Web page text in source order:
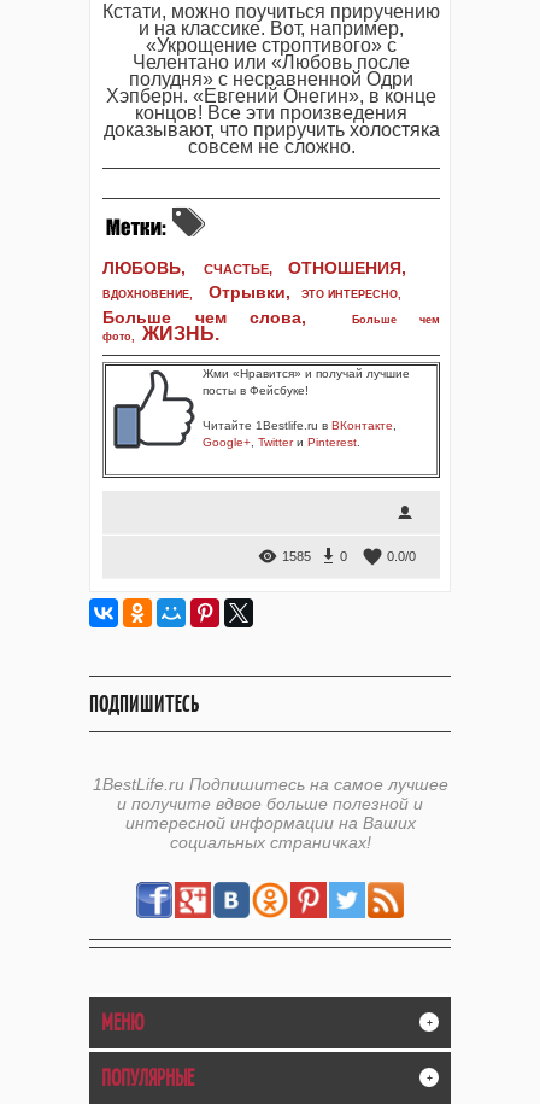
Кстати, можно поучиться приручению
и на классике. Вот, например,
«Укрощение строптивого» с
Челентано или «Любовь после
полудня» с несравненной Одри
Хэпберн. «Евгений Онегин», в конце
концов! Все эти произведения
доказывают, что приручить холостяка
совсем не сложно.
ЛЮБОВЬ, СЧАСТЬЕ, ОТНОШЕНИЯ,
ВДОХНОВЕНИЕ, Отрывки, ЭТО ИНТЕРЕСНО,
Больше чем слова,
Больше чем
фото, ЖИЗНЬ.
Жми «Нравится» и получай лучшие
посты в Фейсбуке!
Читайте 1Bestlife.ru в ВКонтакте
Google+ Twitterи Pinterest
1585 0 0.0/0
ПОДПИШИТЕСЬ
1BestLife.ru Подпишитесь на самое лучшее
и получите вдвое больше полезной и
интересной информации на Ваших
социальных страничках!
МЕНЮ +
ПОПУЛЯРНЫЕ +